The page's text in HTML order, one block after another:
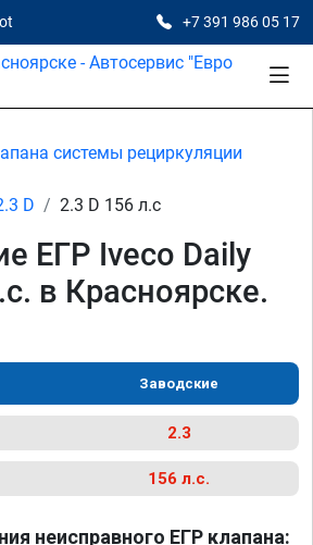
+7 391 986 05 17
системы рециркуляции
D 2.3 D 156 л.с
ЕГР Iveco Daily
в Красноярске.
Заводские
2.3
156 л.с.
неисправного ЕГР клапана: